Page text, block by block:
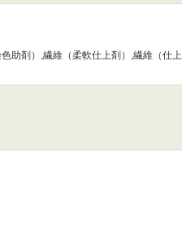
助剤）,繊維（柔軟仕上剤）,繊維（仕上